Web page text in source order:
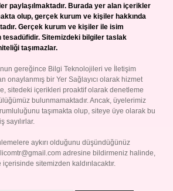
paylaşılmaktadır. Burada yer alan içerikler
olup, gerçek kurum ve kişiler hakkında
Gerçek kurum ve kişiler ile isim
tesadüfidir. Sitemizdeki bilgiler taslak
taşımazlar.
gereğince Bilgi Teknolojileri ve İletişim
onaylanmış bir Yer Sağlayıcı olarak hizmet
sitedeki içerikleri proaktif olarak denetleme
bulunmamaktadır. Ancak, üyelerimiz
taşımakta olup, siteye üye olarak bu
sayılırlar.
aykırı olduğunu düşündüğünüz
adresine bildirmeniz halinde,
sitemizden kaldırılacaktır.